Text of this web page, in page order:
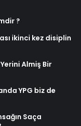
?
ikinci kez disiplin
Almiş Bir
YPG biz de
Saça